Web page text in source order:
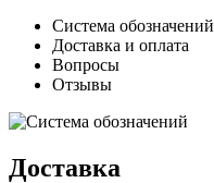
Система обозначений
Доставка и оплата
Вопросы
Отзывы
Доставка